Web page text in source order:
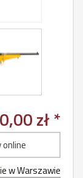
zł *
w Warszawie